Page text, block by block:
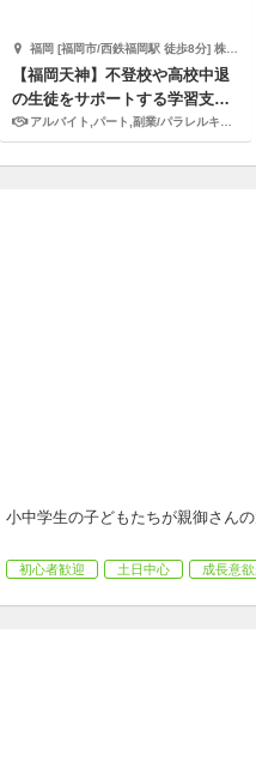
福岡 [福岡市/西鉄福岡駅 徒歩8分] 株式会社キズキ
【福岡天神】不登校や高校中退
の生徒をサポートする学習支援
員を募集！
アルバイト,パート,副業/パラレルキャリア
小中学生の子どもたちが親御さん
初心者歓迎 土日中心 成長意